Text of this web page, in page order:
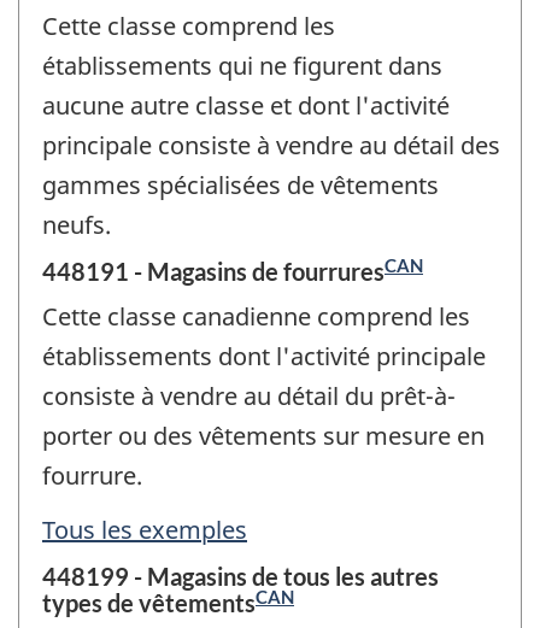
Cette classe comprend les
établissements qui ne figurent dans
aucune autre classe et dont l'activité
principale consiste à vendre au détail des
gammes spécialisées de vêtements
neufs.
448191 - Magasins de fourruresCAN
Cette classe canadienne comprend les
établissements dont l'activité principale
consiste à vendre au détail du prêt-à-
porter ou des vêtements sur mesure en
fourrure.
Tous les exemples
448199 - Magasins de tous les autres
types de vêtementsCAN